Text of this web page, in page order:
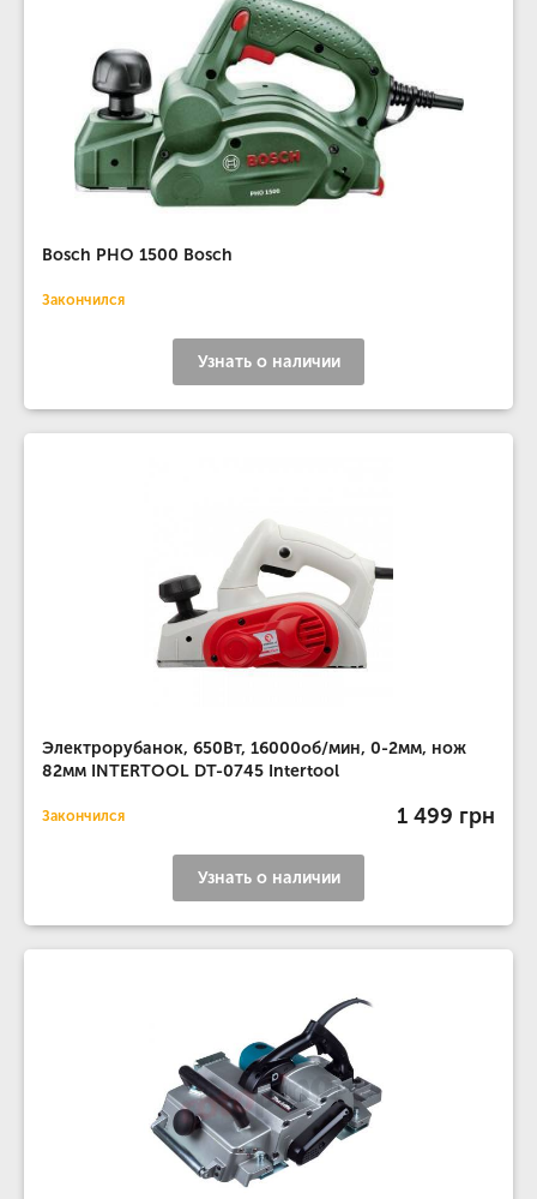
Bosch PHO 1500 Bosch
Закончился
Узнать о наличии
Электрорубанок, 650Вт, 16000об/мин, 0-2мм, нож
82мм INTERTOOL DT-0745 Intertool
Закончился 1 499 грн
Узнать о наличии